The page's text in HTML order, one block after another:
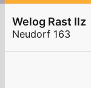
Welog Rast Ilz
Neudorf 163